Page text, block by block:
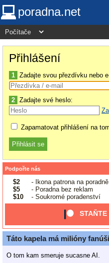
poradna.net
Přihlášení
1 Zadajte svou přezdívku nebo
2 Zadajte své heslo:
Zapamatovat přihlášení na
Podpořte nás
$2
- Ikona patrona na poradně
$5
- Poradna bez reklam
$10
- Soukromé poradenství
STAŇTE
Táto kapela má milióny
O tom kam smeruje sucasne AI.